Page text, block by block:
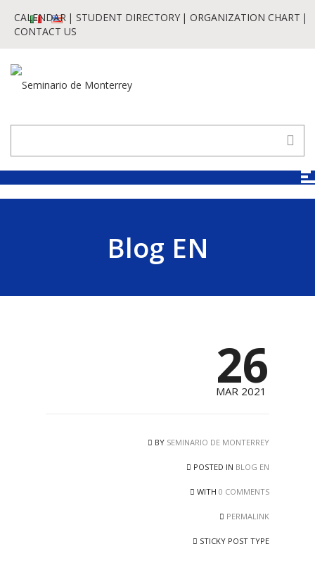
CALENDAR STUDENT DIRECTORY
ORGANIZATION CHART
CONTACT US
Blog EN
26
MAR 2021
BY SEMINARIO DE MONTERREY
POSTED IN BLOG EN
WITH 0 COMMENTS
PERMALINK
STICKY POST TYPE